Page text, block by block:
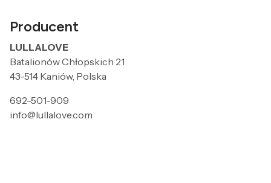
Producent
LULLALOVE
Batalionów Chłopskich 21
43-514 Kaniów, Polska
692-501-909
info@lullalove.com